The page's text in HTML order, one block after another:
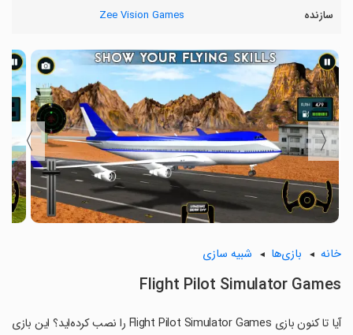
سازنده Zee Vision Games
〈
〉
خانه بازی‌ها شبیه سازی
Flight Pilot Simulator Games
آیا تا کنون بازی Flight Pilot Simulator Games را نصب کرده‌اید؟ این بازی